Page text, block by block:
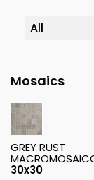
Mosaics
GREY RUST
30x30